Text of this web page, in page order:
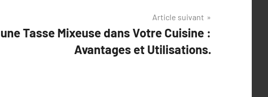
Article suivant
Tasse Mixeuse dans Votre Cuisine :
Avantages et Utilisations.